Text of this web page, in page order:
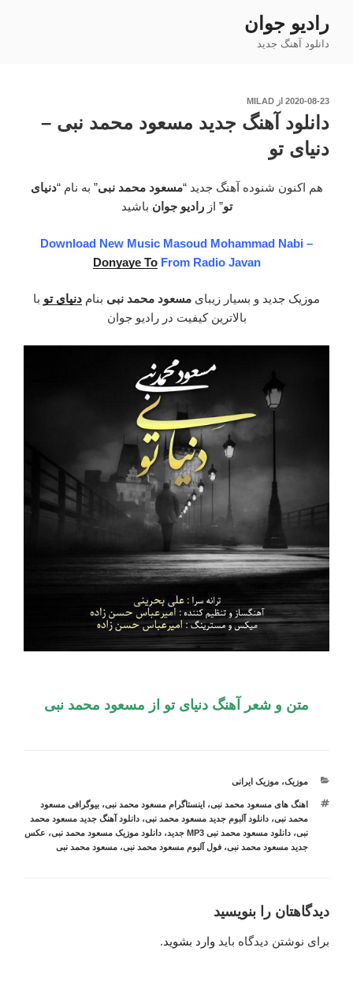
محتوا
رادیو جوان
دانلود آهنگ جدید
نوشته‌شده
2020-08-23 از MILAD
دانلود آهنگ جدید مسعود محمد نبی –
دنیای تو
هم اکنون شنوده آهنگ جدید “مسعود محمد نبی” به نام “دنیای
تو” ازرادیو جوان باشید
Download New Music Masoud Mohammad Nabi –
Donyaye ToFrom Radio Javan
موزیک جدید و بسیار زیبای مسعود محمد نبی بنام دنیای تو با
بالاترین کیفیت در رادیو جوان
متن و شعر آهنگ دنیای تو از مسعود محمد نبی
دسته‌ها
موزیک،موزیک ایرانی
برچسب‌ها
اهنگ های مسعود محمد نبی، اینستاگرام مسعود محمد نبی،بیوگرافی مسعود
محمد نبی،دانلود آلبوم جدید مسعود محمد نبی،دانلود آهنگ جدید مسعود محمد
نبی،دانلود مسعود محمد نبی MP3 جدید ،دانلود موزیک مسعود محمد نبی، عکس
جدید مسعود محمد نبی،فول آلبوم مسعود محمد نبی،مسعود محمد نبی
دیدگاهتان را بنویسید
برای نوشتن دیدگاه باید وارد بشوید.